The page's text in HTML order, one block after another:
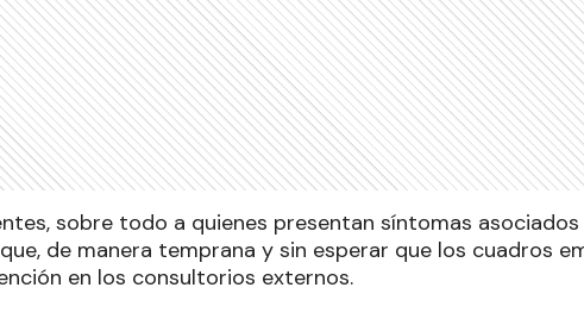
sobre todo a quienes presentan síntomas
de manera temprana y sin esperar que los cuadros
en los consultorios externos.